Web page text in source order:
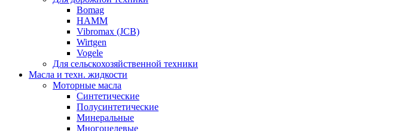
Bomag
HAMM
Vibromax (JCB)
Wirtgen
Vogele
Для сельскохозяйственной техники
Масла и техн. жидкости
Моторные масла
Синтетические
Полусинтетические
Минеральные
Многоцелевые